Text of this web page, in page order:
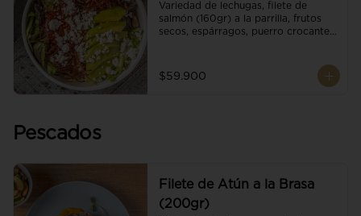
Variedad de lechugas, filete de
salmón (160gr) a la parrilla, frutos
secos, espárragos, puerro crocante,
$59.900
Pescados
Filete de Atún a la Brasa
(200gr)